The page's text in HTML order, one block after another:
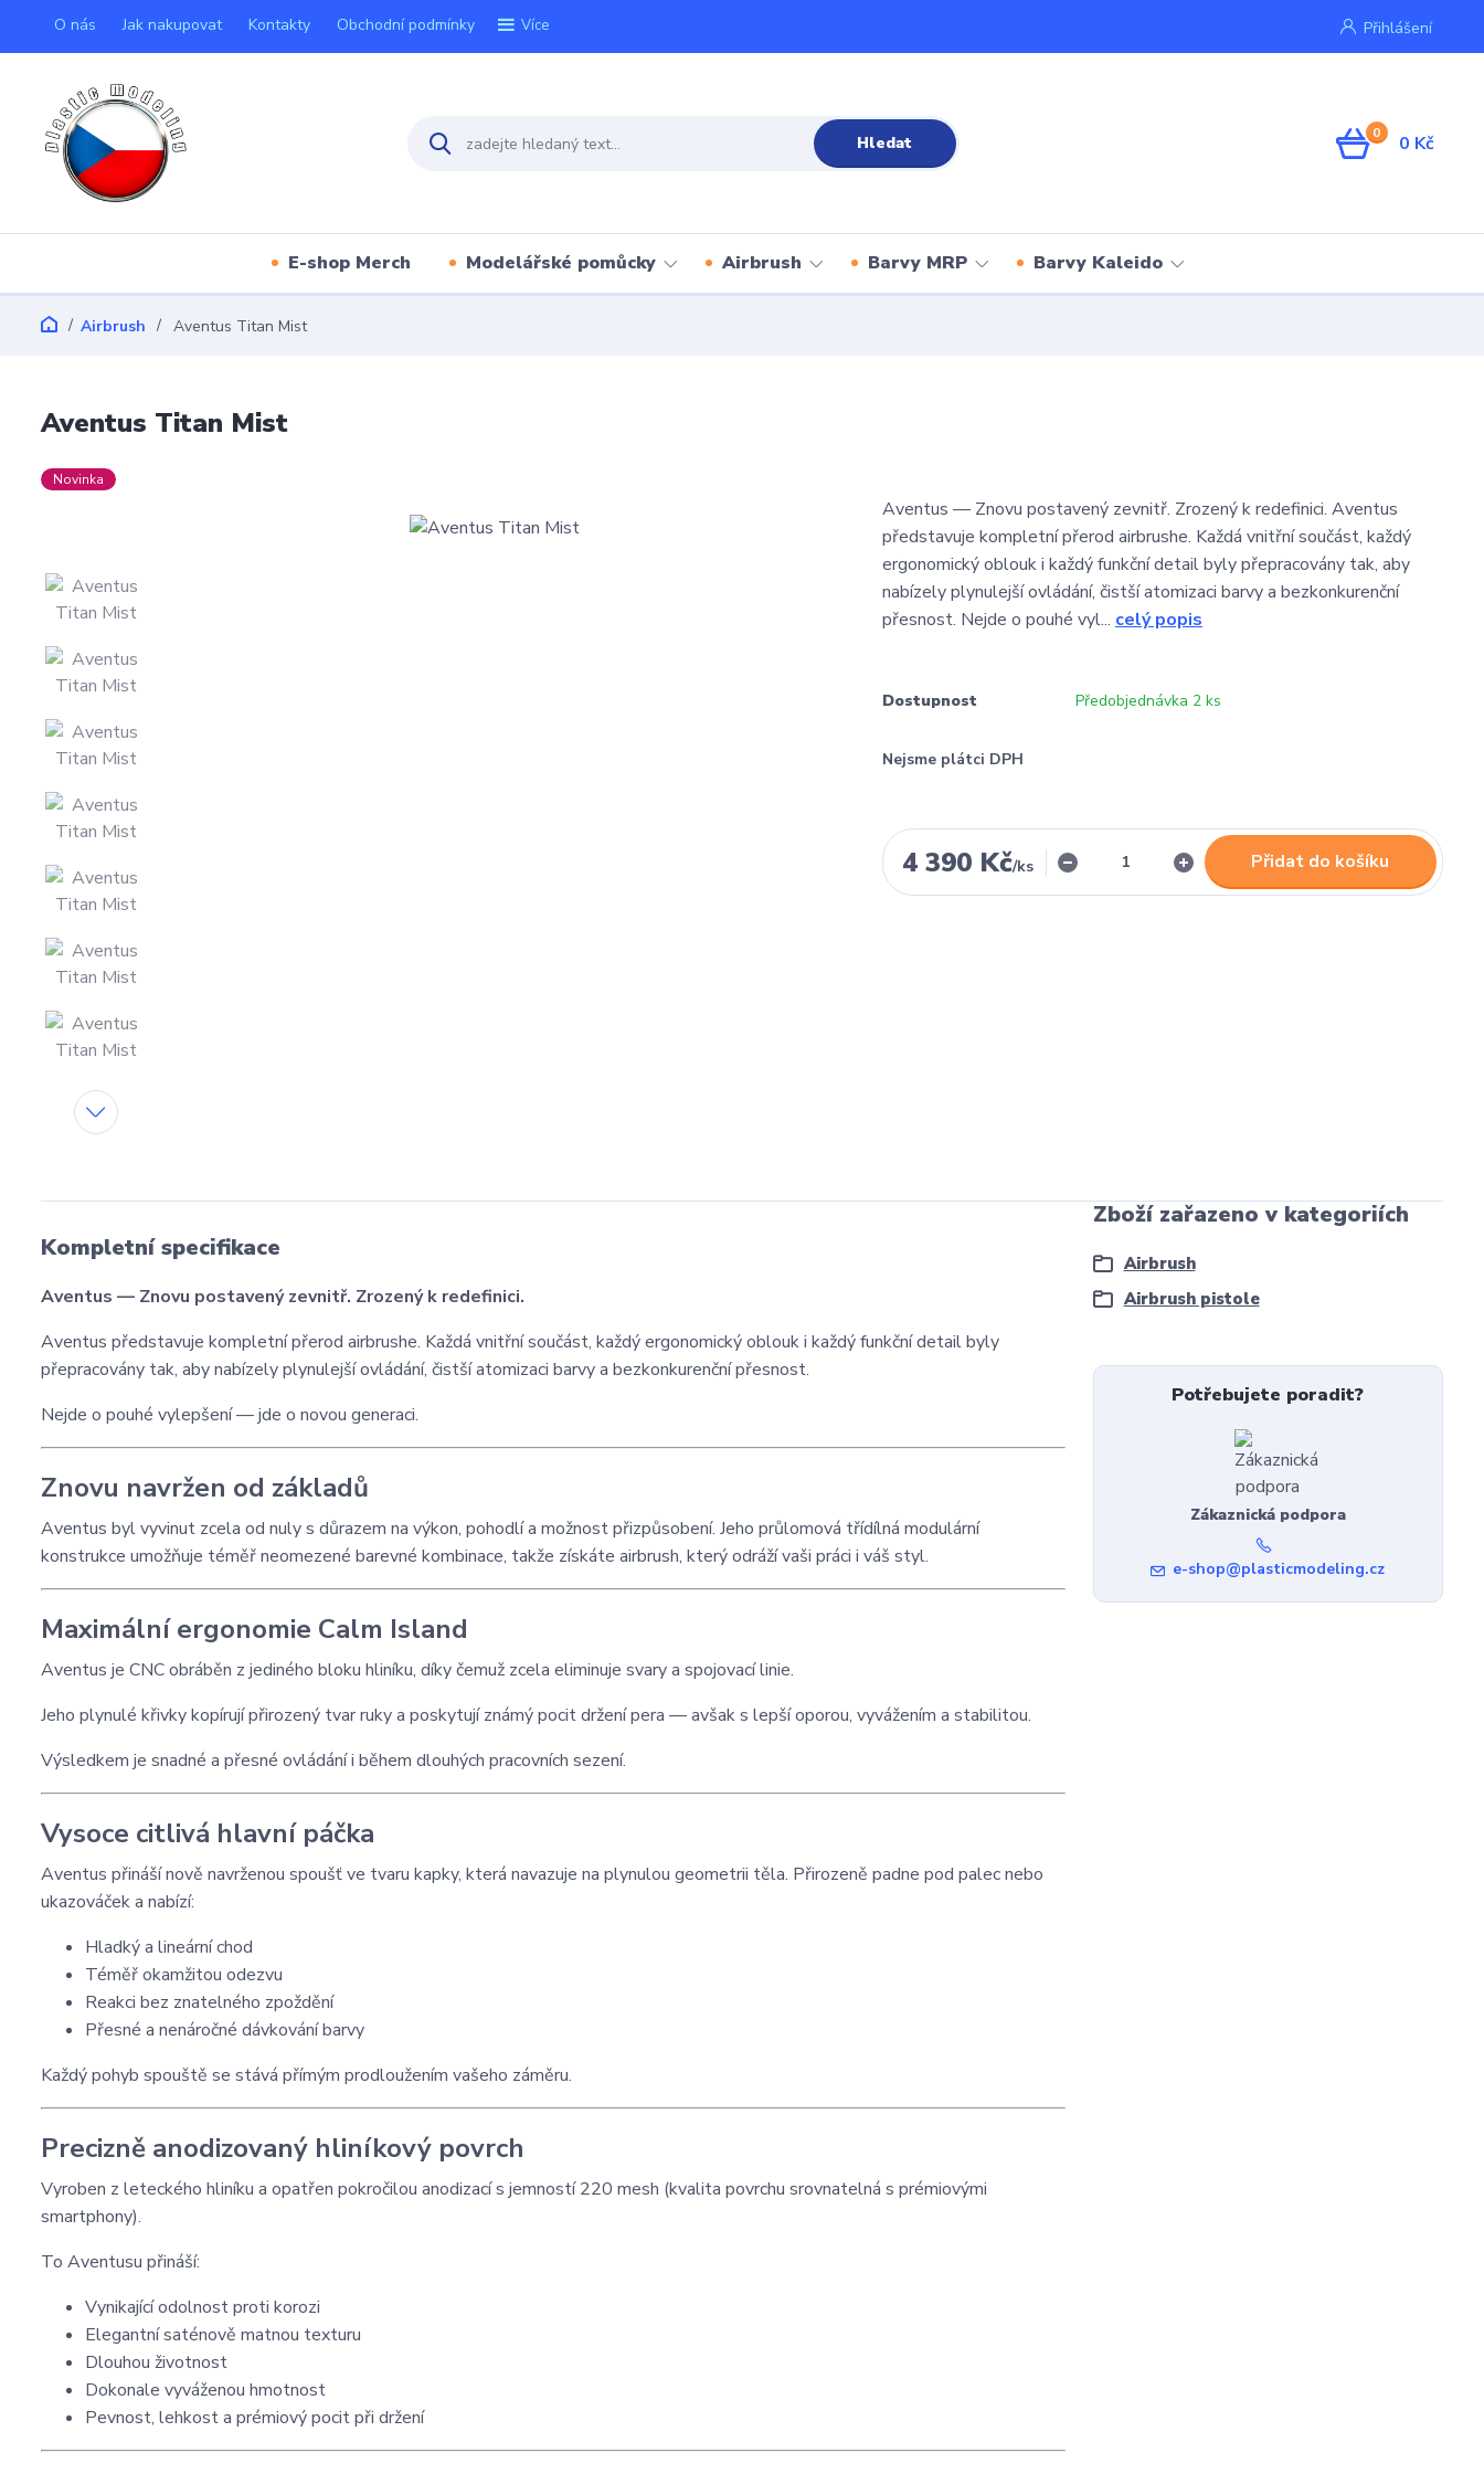
O nás Jak nakupovat Kontakty Obchodní podmínky Více Přihlášení
Hledat 0 0 Kč
E-shop Merch Modelářské pomůcky Airbrush Barvy MRP Barvy Kaleido
Airbrush Aventus Titan Mist
Aventus Titan Mist
Novinka
Aventus — Znovu postavený zevnitř. Zrozený k redefinici. Aventus
představuje kompletní přerod airbrushe. Každá vnitřní součást, každý
ergonomický oblouk i každý funkční detail byly přepracovány tak, aby
nabízely plynulejší ovládání, čistší atomizaci barvy a bezkonkurenční
přesnost. Nejde o pouhé vyl... celý popis
Dostupnost Předobjednávka 2 ks
Nejsme plátci DPH
4 390 Kč/ks Přidat do košíku
Kompletní specifikace
Aventus — Znovu postavený zevnitř. Zrozený k redefinici.
Aventus představuje kompletní přerod airbrushe. Každá vnitřní součást, každý ergonomický oblouk i každý funkční detail byly
přepracovány tak, aby nabízely plynulejší ovládání, čistší atomizaci barvy a bezkonkurenční přesnost.
Nejde o pouhé vylepšení — jde o novou generaci.
Znovu navržen od základů
Aventus byl vyvinut zcela od nuly s důrazem na výkon, pohodlí a možnost přizpůsobení. Jeho průlomová třídílná modulární
konstrukce umožňuje téměř neomezené barevné kombinace, takže získáte airbrush, který odráží vaši práci i váš styl.
Maximální ergonomie Calm Island
Aventus je CNC obráběn z jediného bloku hliníku, díky čemuž zcela eliminuje svary a spojovací linie.
Jeho plynulé křivky kopírují přirozený tvar ruky a poskytují známý pocit držení pera — avšak s lepší oporou, vyvážením a stabilitou.
Výsledkem je snadné a přesné ovládání i během dlouhých pracovních sezení.
Vysoce citlivá hlavní páčka
Aventus přináší nově navrženou spoušť ve tvaru kapky, která navazuje na plynulou geometrii těla. Přirozeně padne pod palec nebo
ukazováček a nabízí:
Hladký a lineární chod
Téměř okamžitou odezvu
Reakci bez znatelného zpoždění
Přesné a nenáročné dávkování barvy
Každý pohyb spouště se stává přímým prodloužením vašeho záměru.
Precizně anodizovaný hliníkový povrch
Vyroben z leteckého hliníku a opatřen pokročilou anodizací s jemností 220 mesh (kvalita povrchu srovnatelná s prémiovými
smartphony).
To Aventusu přináší:
Vynikající odolnost proti korozi
Elegantní saténově matnou texturu
Dlouhou životnost
Dokonale vyváženou hmotnost
Pevnost, lehkost a prémiový pocit při držení
Zboží zařazeno v kategoriích
Airbrush
Airbrush pistole
Potřebujete poradit?
Zákaznická podpora
e-shop@plasticmodeling.cz